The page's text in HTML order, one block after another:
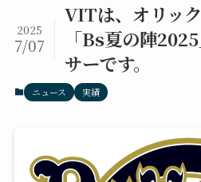
VITは、オリッ
「Bs夏の陣
サーです。
2025
7/07
ニュース 実績